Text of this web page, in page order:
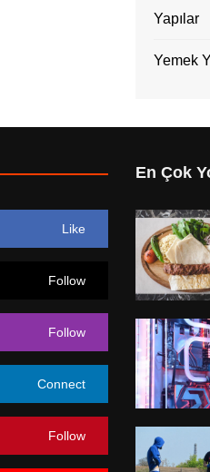
Yapılar
Yemek
Like
Follow
Follow
Connect
Follow
En Çok